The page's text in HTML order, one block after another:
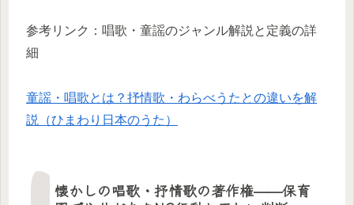
参考リンク：唱歌・童謡のジャンル解説と定義の詳
細
童謡・唱歌とは？抒情歌・わらべうたとの違いを解
説（ひまわり日本のうた）
懐かしの唱歌・抒情歌の著作権——保育